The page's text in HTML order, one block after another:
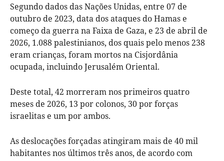
Segundo dados das Nações Unidas, entre 07 de
outubro de 2023, data dos ataques do Hamas e
começo da guerra na Faixa de Gaza, e 23 de abril de
2026, 1.088 palestinianos, dos quais pelo menos 238
eram crianças, foram mortos na Cisjordânia
ocupada, incluindo Jerusalém Oriental.
Deste total, 42 morreram nos primeiros quatro
meses de 2026, 13 por colonos, 30 por forças
israelitas e um por ambos.
As deslocações forçadas atingiram mais de 40 mil
habitantes nos últimos três anos, de acordo com